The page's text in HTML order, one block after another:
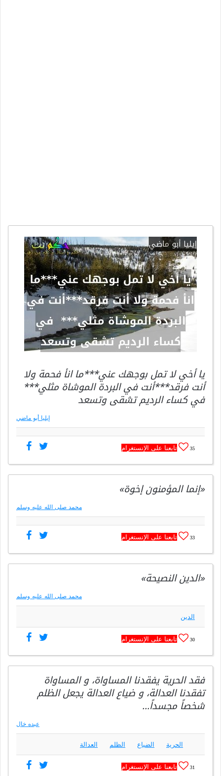
يا أخي لا تمل بوجهك عني***ما انأ فحمة ولا
أنت فرقد***أنت في البردة الموشاة مثلي***
في كساء الرديم تشقى وتسعد
إيليا أبو ماضي
35 تابعنا على الإنستغرام
«إنما المؤمنون إخوة»
محمد صلى الله عليه وسلم
33 تابعنا على الإنستغرام
«الدين النصيحة»
محمد صلى الله عليه وسلم
الدين
30 تابعنا على الإنستغرام
فقد الحرية يفقدنا المساواة، و المساواة
تفقدنا العدالة، و ضياع العدالة يجعل الظلم
شخصاً مجسداً…
عبده خال
الحرية الضياع الظلم العدالة
31 تابعنا على الإنستغرام